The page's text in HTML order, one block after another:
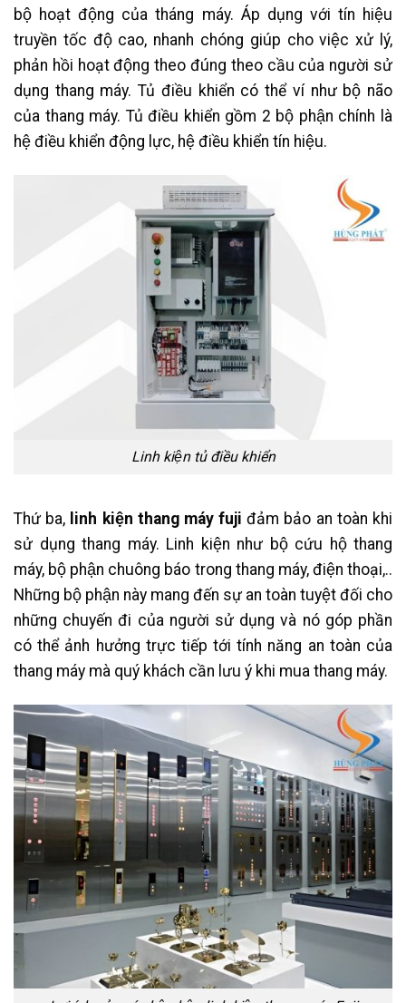
bộ hoạt động của tháng máy. Áp dụng với tín hiệu
truyền tốc độ cao, nhanh chóng giúp cho việc xử lý,
phản hồi hoạt động theo đúng theo cầu của người sử
dụng thang máy. Tủ điều khiển có thể ví như bộ não
của thang máy. Tủ điều khiển gồm 2 bộ phận chính là
hệ điều khiển động lực, hệ điều khiển tín hiệu.
Linh kiện tủ điều khiển
Thứ ba, linh kiện thang máy fuji đảm bảo an toàn khi
sử dụng thang máy. Linh kiện như bộ cứu hộ thang
máy, bộ phận chuông báo trong thang máy, điện thoại,..
Những bộ phận này mang đến sự an toàn tuyệt đối cho
những chuyến đi của người sử dụng và nó góp phần
có thể ảnh hưởng trực tiếp tới tính năng an toàn của
thang máy mà quý khách cần lưu ý khi mua thang máy.